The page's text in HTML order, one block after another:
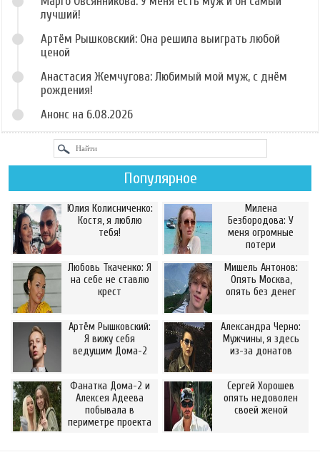
лучший!
Артём Рышковский: Она решила выиграть любой
ценой
Анастасия Жемчугова: Любимый мой муж, с днём
рождения!
Анонс на 6.08.2026
Популярное
Юлия Колисниченко:
Костя, я люблю
тебя!
Милена
Безбородова: У
меня огромные
потери
Любовь Ткаченко: Я
на себе не ставлю
крест
Мишель Антонов:
Опять Москва,
опять без денег
Артём Рышковский:
Я вижу себя
ведущим Дома-2
Александра Черно:
Мужчины, я здесь
из-за донатов
Фанатка Дома-2 и
Алексея Адеева
побывала в
периметре проекта
Сергей Хорошев
опять недоволен
своей женой